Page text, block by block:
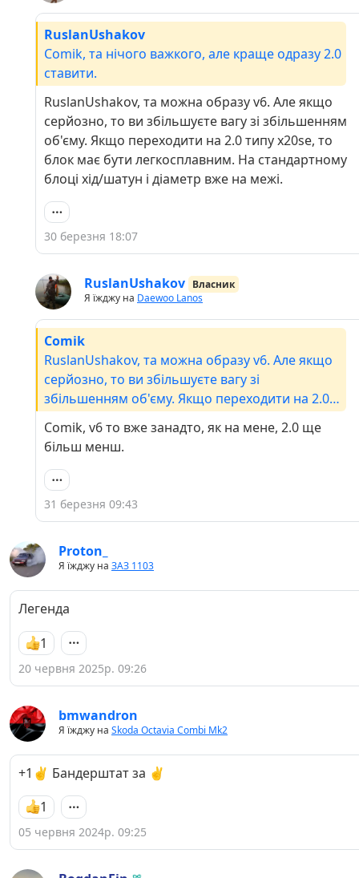
RuslanUshakov
Comik, та нічого важкого, але краще одразу 2.0
ставити.
RuslanUshakov, та можна образу v6. Але якщо
серйозно, то ви збільшуєте вагу зі збільшенням
об'єму. Якщо переходити на 2.0 типу x20se, то
блок має бути легкосплавним. На стандартному
блоці хід/шатун і діаметр вже на межі.
30 березня 18:07
RuslanUshakov Власник
Я їжджу на Daewoo Lanos
Comik
RuslanUshakov, та можна образу v6. Але якщо
серйозно, то ви збільшуєте вагу зі
збільшенням об'єму. Якщо переходити на 2.0
На стандартному блоці хід/шатун і діаметр вже
на межі.
Comik, v6 то вже занадто, як на мене, 2.0 ще
більш менш.
31 березня 09:43
Proton_
Я їжджу на ЗАЗ 1103
Легенда
1
20 червня 2025р. 09:26
bmwandron
Я їжджу на Skoda Octavia Combi Mk2
+1✌️ Бандерштат за ✌️
1
05 червня 2024р. 09:25